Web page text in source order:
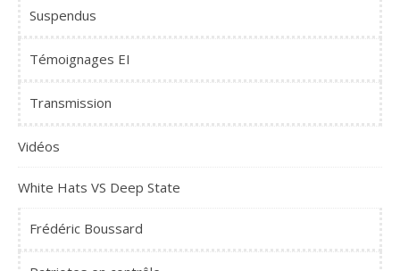
Suspendus
Témoignages EI
Transmission
Vidéos
White Hats VS Deep State
Frédéric Boussard